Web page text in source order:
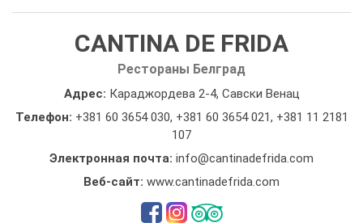
CANTINA DE FRIDA
Рестораны Белград
Адрес: Караджордева 2-4, Савски Венац
Телефон: +381 60 3654 030, +381 60 3654 021, +381 11 2181
107
Электронная почта: info@cantinadefrida.com
Веб-сайт: www.cantinadefrida.com